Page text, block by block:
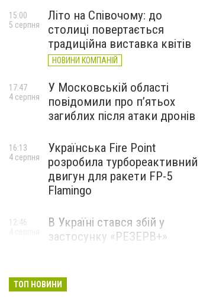
Літо на Співочому: до
столиці повертається
традиційна виставка квітів
НОВИНИ КОМПАНІЙ
15:00
5 серпня
У Московській області
повідомили про п’ятьох
загиблих після атаки дронів
17:47
4 серпня
Українська Fire Point
розробила турбореактивний
двигун для ракети FP-5
Flamingo
16:13
4 серпня
В Україні стався збій у
застосунку «РЕЗЕРВ+»
12:46
ТОП НОВИНИ